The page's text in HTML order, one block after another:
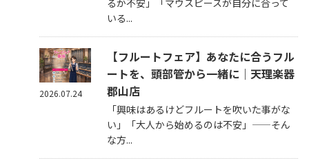
いる...
【フルートフェア】あなたに合うフル
ートを、頭部管から一緒に｜天理楽器
郡山店
「興味はあるけどフルートを吹いた事がな
い」「大人から始めるのは不安」——そん
な方...
2026.07.24